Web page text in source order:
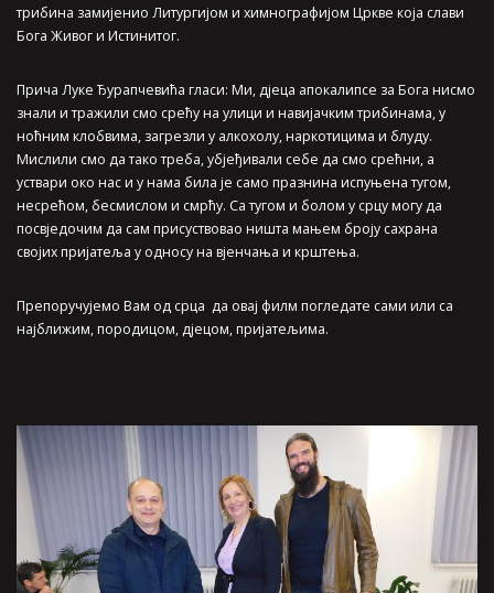
трибина замијенио Литургијом и химнографијом Цркве која слави
Бога Живог и Истинитог.
Прича Луке Ђурапчевића гласи: Ми, дјеца апокалипсе за Бога нисмо
знали и тражили смо срећу на улици и навијачким трибинама, у
ноћним клобвима, загрезли у алкохолу, наркотицима и блуду.
Мислили смо да тако треба, убјеђивали себе да смо срећни, а
уствари око нас и у нама била је само празнина испуњена тугом,
несрећом, бесмислом и смрћу. Са тугом и болом у срцу могу да
посвједочим да сам присуствовао ништа мањем броју сахрана
својих пријатеља у односу на вјенчања и крштења.
Препоручујемо Вам од срца да овај филм погледате сами или са
најближим, породицом, дјецом, пријатељима.